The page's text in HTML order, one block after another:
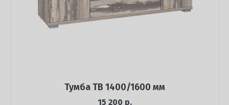
Тумба ТВ 1400/1600 мм
15 200 р.